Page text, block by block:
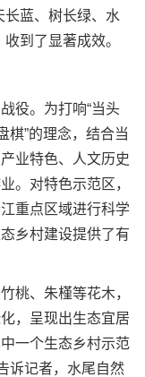
长蓝、树长绿、水
到了显著成效。
役。为打响“当头
棋”的理念，结合当
业特色、人文历史
。对特色示范区，
重点区域进行科学
乡村建设提供了有
、朱槿等花木，
，呈现出生态宜居
一个生态乡村示范
诉记者，水尾自然